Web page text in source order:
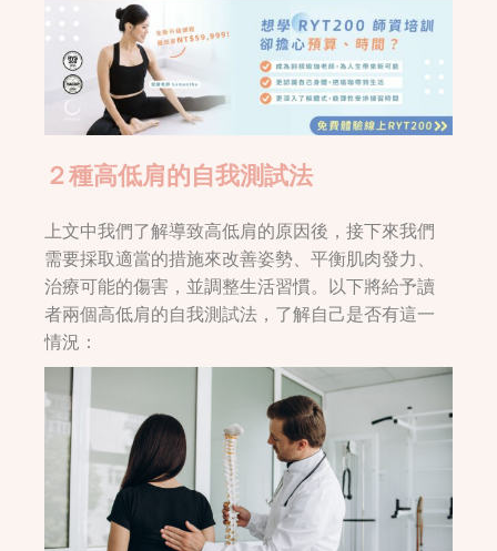
２種高低肩的自我測試法
上文中我們了解導致高低肩的原因後，接下來我們
需要採取適當的措施來改善姿勢、平衡肌肉發力、
治療可能的傷害，並調整生活習慣。以下將給予讀
者兩個高低肩的自我測試法，了解自己是否有這一
情況：